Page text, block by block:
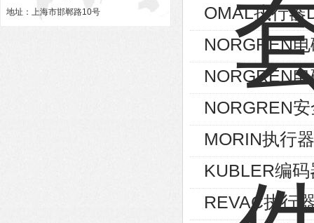
地址：上海市邯郸路10号
OMAL执行器
NORGREN
NORGREN
NORGREN
MORIN执行
KUBLER编
REVAC执行